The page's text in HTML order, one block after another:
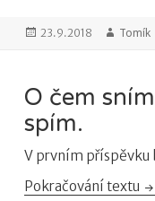
Publikováno:
23.9.2018 Autor:
Tomík
O čem
spím.
V prvním příspěvku
Pokračování textu